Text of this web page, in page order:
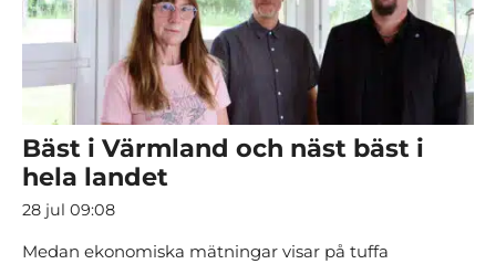
Bäst i Värmland och näst bäst i
hela landet
28 jul 09:08
Medan ekonomiska mätningar visar på tuffa